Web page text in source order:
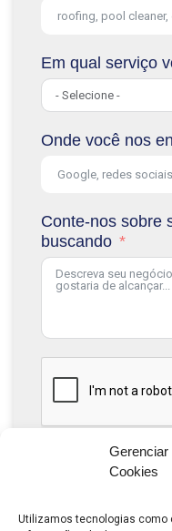
Gerenciar
Cookies
Utilizamos tecnologias como
Em qual serviço
Onde você nos
Conte-nos sobre
buscando